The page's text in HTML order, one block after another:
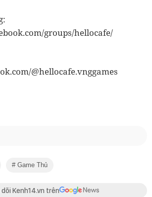
groups/hellocafe/
@hellocafe.vnggames
Game Thủ
Kenh14.vn trên